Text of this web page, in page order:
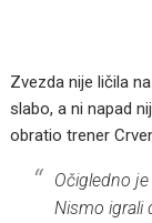
Zvezda nije ličila
slabo, a ni napad
obratio trener
Očigledno
Nismo igrali